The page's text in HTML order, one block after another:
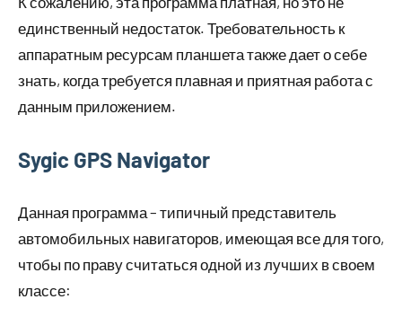
единственный недостаток. Требовательность к
аппаратным ресурсам планшета также дает о себе
знать, когда требуется плавная и приятная работа с
данным приложением.
Sygic GPS Navigator
Данная программа – типичный представитель
автомобильных навигаторов, имеющая все для того,
чтобы по праву считаться одной из лучших в своем
классе: